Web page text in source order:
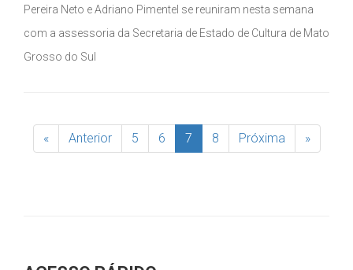
Pereira Neto e Adriano Pimentel se reuniram nesta semana
com a assessoria da Secretaria de Estado de Cultura de Mato
Grosso do Sul
« Anterior 5 6 7 8 Próxima »